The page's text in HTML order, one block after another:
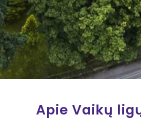
Apie Vaikų